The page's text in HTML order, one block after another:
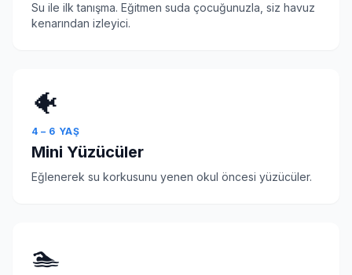
Su ile ilk tanışma. Eğitmen suda çocuğunuzla, siz havuz
kenarından izleyici.
🐠
4 – 6 YAŞ
Mini Yüzücüler
Eğlenerek su korkusunu yenen okul öncesi yüzücüler.
🏊